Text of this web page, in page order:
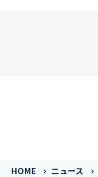
HOME ニュース